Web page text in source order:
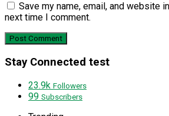
Save my name, email, and website
next time I comment.
Stay Connected test
23.9k Followers
99 Subscribers